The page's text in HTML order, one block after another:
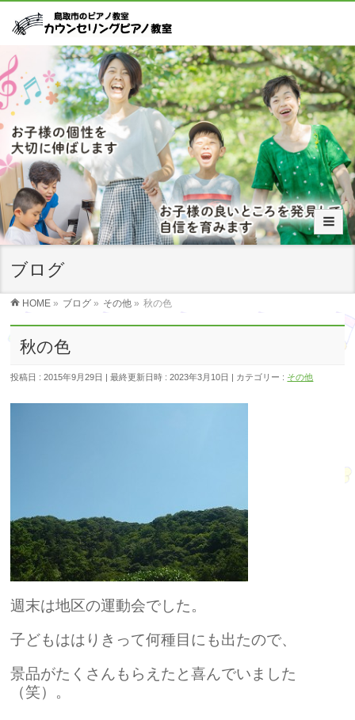
ブログ
HOME » ブログ » その他 » 秋の色
秋の色
投稿日 : 2015年9月29日 最終更新日時 : 2023年3月10日 カテゴリー : その他
週末は地区の運動会でした。
子どもははりきって何種目にも出たので、
景品がたくさんもらえたと喜んでいました
（笑）。